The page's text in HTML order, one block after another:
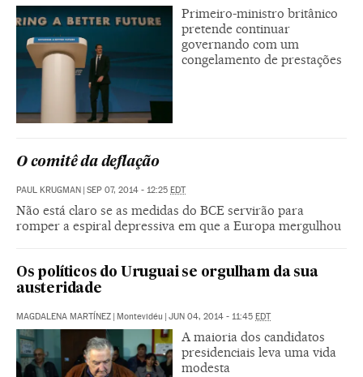
Primeiro-ministro britânico
pretende continuar
governando com um
congelamento de prestações
O comitê da deflação
PAUL KRUGMAN SEP 07, 2014 - 12:25 EDT
Não está claro se as medidas do BCE servirão para
romper a espiral depressiva em que a Europa mergulhou
Os políticos do Uruguai se orgulham da sua
austeridade
MAGDALENA MARTÍNEZ Montevidéu JUN 04, 2014 - 11:45 EDT
A maioria dos candidatos
presidenciais leva uma vida
modesta